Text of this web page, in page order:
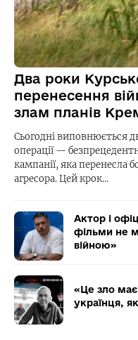
Два роки
перенесення
злам планів
Сьогодні виповнюється
операції —
кампанії, яка перенесла
агресора. Цей крок…
Актор і
фільми не
війною»
«Це зло
українця,